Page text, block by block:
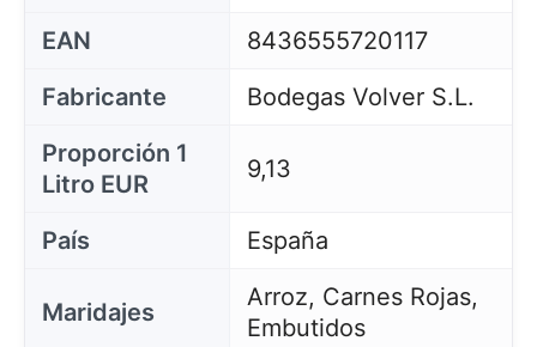
EAN
8436555720117
Fabricante
Bodegas Volver S.L.
Proporción 1
Litro EUR
9,13
País España
Maridajes
Arroz, Carnes Rojas,
Embutidos